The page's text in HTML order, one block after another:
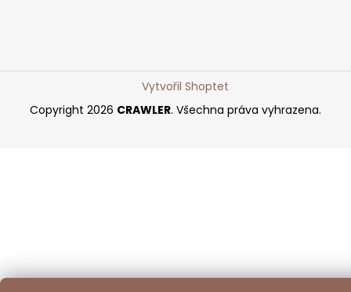
Vytvořil Shoptet
Copyright 2026 CRAWLER. Všechna práva vyhrazena.